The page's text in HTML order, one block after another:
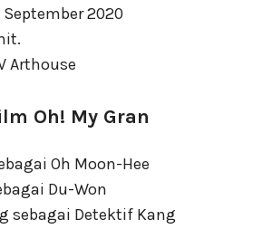
2020
Arthouse
Oh! My Gran
Oh Moon-Hee
Du-Won
sebagai Detektif Kang